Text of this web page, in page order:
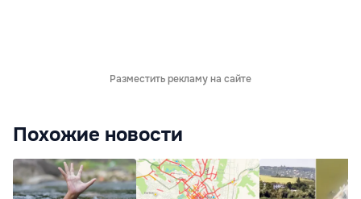
Разместить рекламу на сайте
Похожие новости